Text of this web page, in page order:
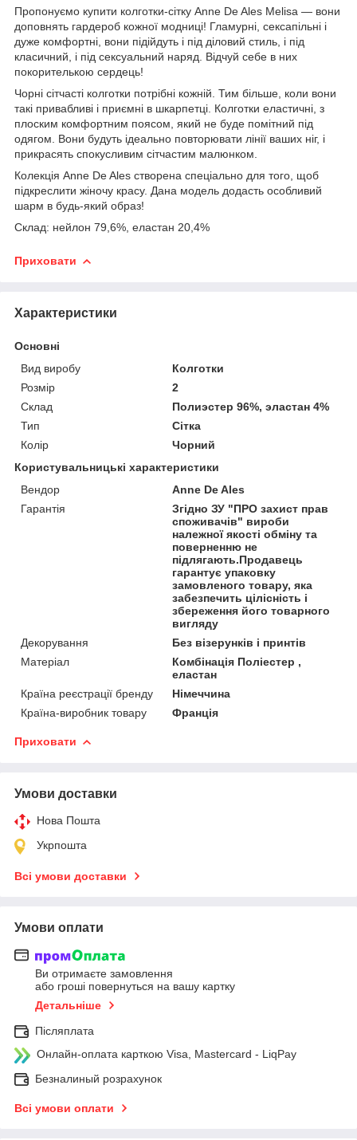
Пропонуємо купити колготки-сітку Anne De Ales Melisa — вони
доповнять гардероб кожної модниці! Гламурні, сексапільні і
дуже комфортні, вони підійдуть і під діловий стиль, і під
класичний, і під сексуальний наряд. Відчуй себе в них
покорителькою сердець!
Чорні сітчасті колготки потрібні кожній. Тим більше, коли вони
такі привабливі і приємні в шкарпетці. Колготки еластичні, з
плоским комфортним поясом, який не буде помітний під
одягом. Вони будуть ідеально повторювати лінії ваших ніг, і
прикрасять спокусливим сітчастим малюнком.
Колекція Anne De Ales створена спеціально для того, щоб
підкреслити жіночу красу. Дана модель додасть особливий
шарм в будь-який образ!
Склад: нейлон 79,6%, еластан 20,4%
Приховати
Характеристики
Основні
Вид виробу
Колготки
Розмір
2
Склад
Полиэстер 96%, эластан 4%
Тип
Сітка
Колір
Чорний
Користувальницькі характеристики
Вендор
Anne De Ales
Гарантія
Згідно ЗУ "ПРО захист прав
споживачів" вироби
належної якості обміну та
поверненню не
підлягають.Продавець
гарантує упаковку
замовленого товару, яка
забезпечить цілісність і
збереження його товарного
вигляду
Декорування
Без візерунків і принтів
Матеріал
Комбінація Поліестер ,
еластан
Країна реєстрації бренду
Німеччина
Країна-виробник товару
Франція
Приховати
Умови доставки
Нова Пошта
Укрпошта
Всі умови доставки
Умови оплати
Ви отримаєте замовлення
або гроші повернуться на вашу картку
Детальніше
Післяплата
Онлайн-оплата карткою Visa, Mastercard - LiqPay
Безналиный розрахунок
Всі умови оплати